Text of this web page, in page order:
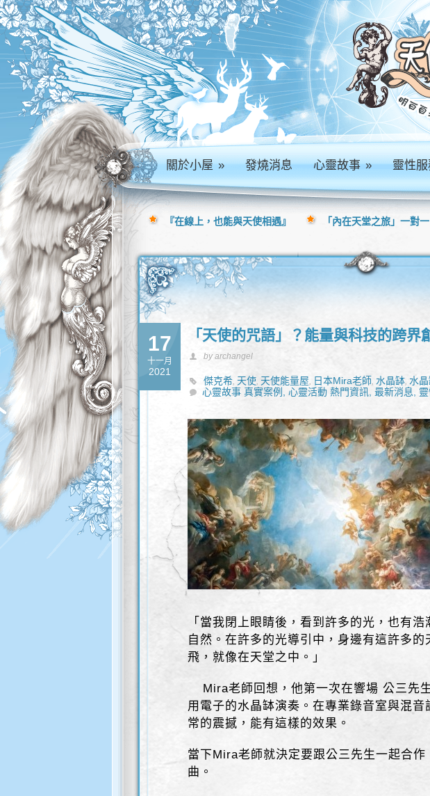
關於小屋» 發燒消息 心靈故事» 靈性
17
十一月
2021
「天使的咒語」？能量與科技的跨界
by archangel
傑克希, 天使, 天使能量屋, 日本Mira老師, 水晶缽, 水
化,饗場公三
心靈故事 真實案例, 心靈活動 熱門資訊, 最新消息,
「當我閉上眼睛後，看到許多的光，也有
自然。在許多的光導引中，身邊有這許多的
飛，就像在天堂之中。」
Mira老師回想，他第一次在響場 公三先
用電子的水晶缽演奏。在專業錄音室與混
常的震撼，能有這樣的效果。
當下Mira老師就決定要跟公三先生一起合作
曲。
『在線上，也能與天使相遇』 「內在天堂之旅」一對